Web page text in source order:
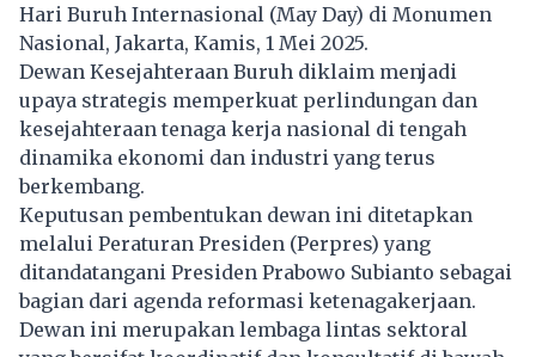
Hari Buruh Internasional (May Day) di Monumen
Nasional, Jakarta, Kamis, 1 Mei 2025.
Dewan Kesejahteraan Buruh diklaim menjadi
upaya strategis memperkuat perlindungan dan
kesejahteraan tenaga kerja nasional di tengah
dinamika ekonomi dan industri yang terus
berkembang.
Keputusan pembentukan dewan ini ditetapkan
melalui Peraturan Presiden (Perpres) yang
ditandatangani Presiden Prabowo Subianto sebagai
bagian dari agenda reformasi ketenagakerjaan.
Dewan ini merupakan lembaga lintas sektoral